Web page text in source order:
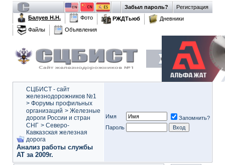
Регистрация
Забыл пароль?
Балуев Н.Н.
Фото РЖДТьюб
Дневники
Файлы
Объявления
СЦБИСТ - сайт
железнодорожников №1
> Форумы профильных
организаций > Железные
дороги России и стран
СНГ > Северо-
Кавказская железная
дорога
Анализ работы службы
АТ за 2009г.
Имя
Запомнить?
Пароль